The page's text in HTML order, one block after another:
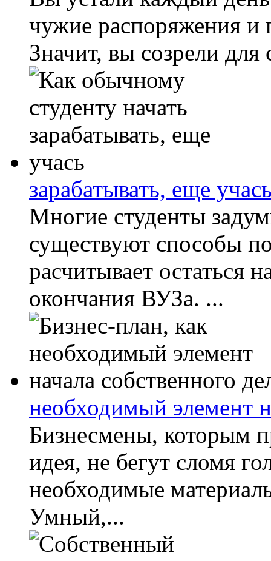
чужие распоряжения и
Значит, вы созрели для
зарабатывать, еще
Многие студенты
существуют способы
расчитывает остаться
окончания ВУЗа. ...
необходимый элемент
Бизнесмены, которым
идея, не бегут сломя
необходимые
Умный,...